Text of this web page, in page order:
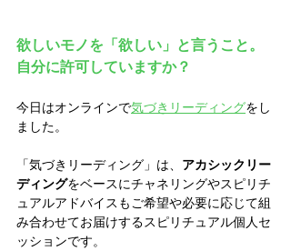
欲しいモノを「欲しい」と言うこと。
自分に許可していますか？
今日はオンラインで気づきリーディングをし
ました。
「気づきリーディング」は、 アカシックリー
ディングをベースにチャネリングやスピリチ
ュアルアドバイスもご希望や必要に応じて組
み合わせてお届けするスピリチュアル個人セ
ッションです。